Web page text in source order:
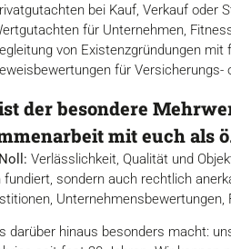
bei Kauf, Verkauf oder
für Unternehmen,
von Existenzgründungen
für Versicherungs-
der besondere
mit euch als
Verlässlichkeit, Qualität und
fundiert, sondern auch rechtlich
Unternehmensbewertungen,
darüber hinaus besonders macht: